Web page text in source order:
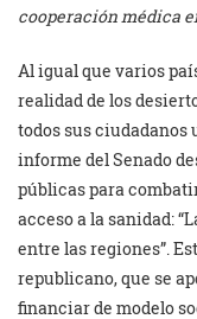
cooperación médica
Al igual que varios
realidad de los
todos sus
informe del Senado
públicas para
acceso a la sanidad:
entre las regiones”.
republicano, que se
financiar de modelo